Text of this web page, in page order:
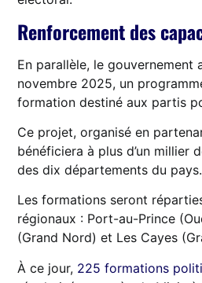
Renforcement des
En parallèle, le gouvernement
novembre 2025, un
formation destiné aux partis
Ce projet, organisé en
bénéficiera à plus d’un millier
des dix départements du pays.
Les formations seront
régionaux : Port-au-Prince
(Grand Nord) et Les Cayes
À ce jour, 225 formations